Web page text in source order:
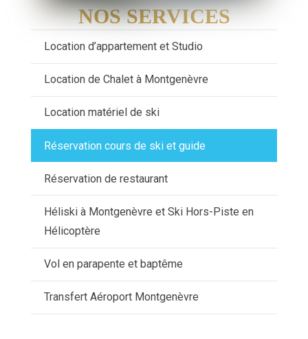
NOS SERVICES
Location d’appartement et Studio
Location de Chalet à Montgenèvre
Location matériel de ski
Réservation cours de ski et guide
Réservation de restaurant
Héliski à Montgenèvre et Ski Hors-Piste en
Hélicoptère
Vol en parapente et baptême
Transfert Aéroport Montgenèvre